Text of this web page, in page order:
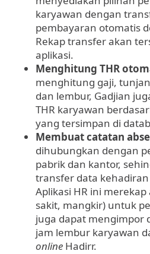
karyawan dengan
pembayaran otomatis
Rekap transfer akan
aplikasi.
Menghitung THR
menghitung gaji,
dan lembur, Gadjian
THR karyawan
yang tersimpan di
Membuat catatan
dihubungkan dengan
pabrik dan kantor,
transfer data
Aplikasi HR ini
sakit, mangkir) untuk
juga dapat mengimpor
jam lembur karyawan
online Hadirr.